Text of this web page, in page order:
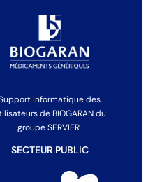
informatique des
de BIOGARAN du
groupe SERVIER
SECTEUR PUBLIC